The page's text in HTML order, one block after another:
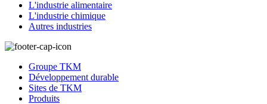
L'industrie alimentaire
L'industrie chimique
Autres industries
Groupe TKM
Développement durable
Sites de TKM
Produits